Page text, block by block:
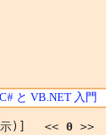
C# と VB.NET 入門
示)] << 0 >>